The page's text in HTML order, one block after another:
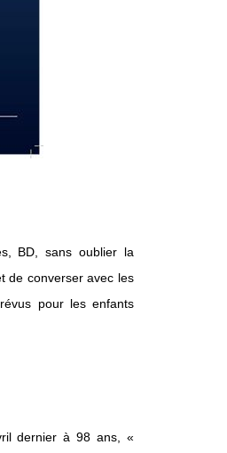
BD, sans oublier la
de converser avec les
pour les enfants
dernier à 98 ans, «